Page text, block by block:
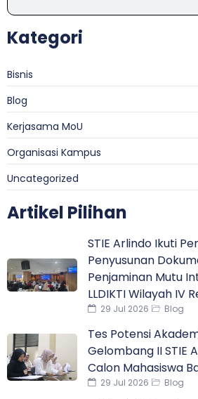
Kategori
Bisnis
Blog
Kerjasama MoU
Organisasi Kampus
Uncategorized
Artikel Pilihan
STIE Arlindo Ikuti
Penyusunan
Penjaminan Mutu
LLDIKTI Wilayah IV
29 Jul 2026 Blog
Tes Potensi
Gelombang II STIE
Calon Mahasiswa
29 Jul 2026 Blog